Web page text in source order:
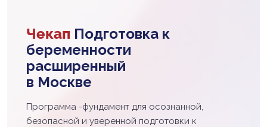
Чекап Подготовка к
беременности
расширенный
в Москве
Программа -фундамент для осознанной,
безопасной и уверенной подготовки к